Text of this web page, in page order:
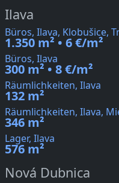
Ilava
Büros, Ilava, Klobušice,
1.350 m² • 6 €/m²
Büros, Ilava
300 m² • 8 €/m²
Räumlichkeiten, Ilava
132 m²
Räumlichkeiten, Ilava,
346 m²
Lager, Ilava
576 m²
Nová Dubnica